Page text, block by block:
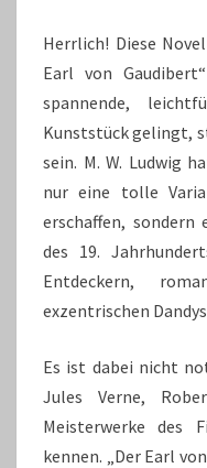
Herrlich! Diese
Earl von
spannende,
Kunststück gelingt,
sein. M. W. Ludwig
nur eine tolle
erschaffen,
des 19.
Entdeckern,
exzentrischen
Es ist dabei nicht
Jules Verne,
Meisterwerke des
kennen. „Der Earl